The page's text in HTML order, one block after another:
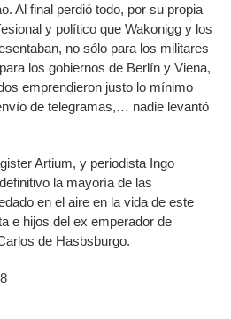
Al final perdió todo, por su propia
y político que Wakonigg y los
no sólo para los militares
los gobiernos de Berlín y Viena,
emprendieron justo lo mínimo
de telegramas,… nadie levantó
Artium, y periodista Ingo
la mayoría de las
en el aire en la vida de este
e hijos del ex emperador de
de Hasbsburgo.